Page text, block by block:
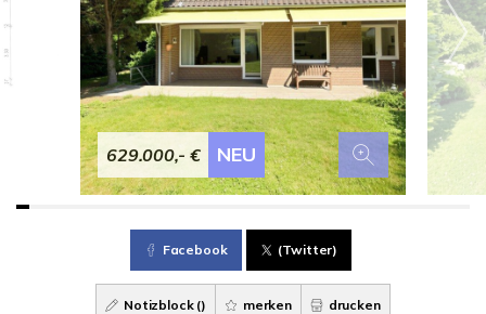
629.000,- € NEU
Facebook (Twitter)
Notizblock () merken drucken